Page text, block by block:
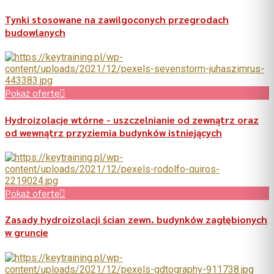
Tynki stosowane na zawilgoconych przegrodach
budowlanych
Pokaż ofertę
Hydroizolacje wtórne - uszczelnianie od zewnątrz oraz
od wewnątrz przyziemia budynków istniejących
Pokaż ofertę
Zasady hydroizolacji ścian zewn. budynków zagłębionych
w gruncie